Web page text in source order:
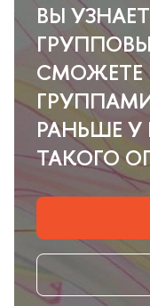
Ы
СМОЖЕТЕ
РАНЬШЕ У
ТАКОГО